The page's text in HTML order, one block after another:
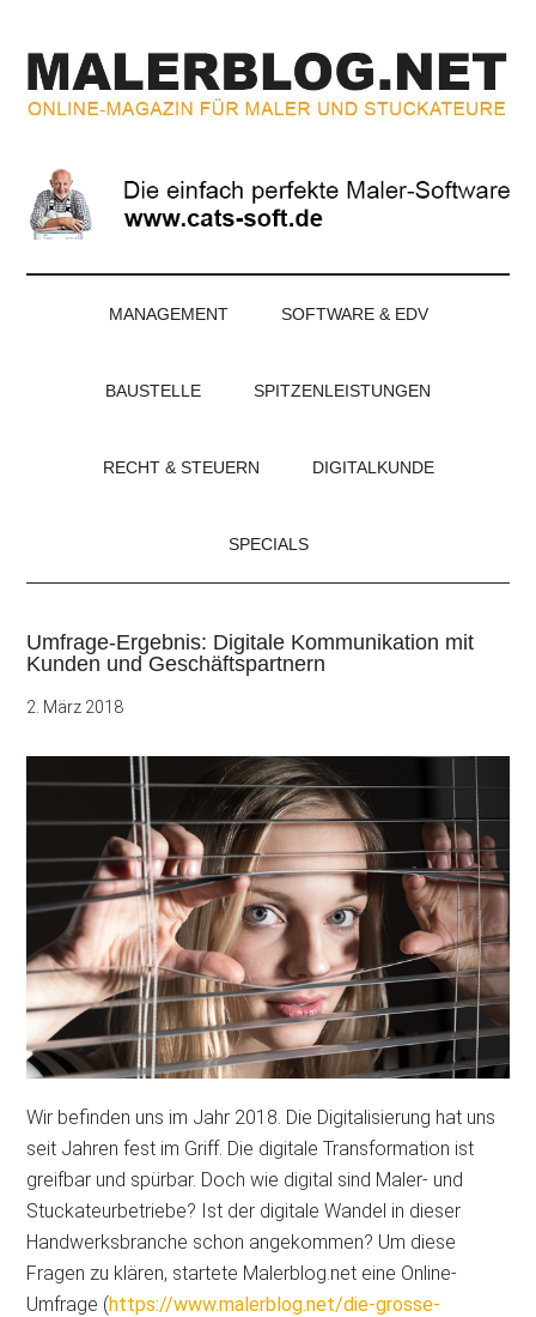
springen
secondary
menu
springen
springen
Magazin
für
Maler
und
MANAGEMENT SOFTWARE & EDV
BAUSTELLE SPITZENLEISTUNGEN
RECHT & STEUERN DIGITALKUNDE
SPECIALS
Umfrage-Ergebnis: Digitale Kommunikation mit
Kunden und Geschäftspartnern
2. März 2018
Wir befinden uns im Jahr 2018. Die Digitalisierung hat uns
seit Jahren fest im Griff. Die digitale Transformation ist
greifbar und spürbar. Doch wie digital sind Maler- und
Stuckateurbetriebe? Ist der digitale Wandel in dieser
Handwerksbranche schon angekommen? Um diese
Fragen zu klären, startete Malerblog.net eine Online-
Umfrage (https://www.malerblog.net/die-grosse-